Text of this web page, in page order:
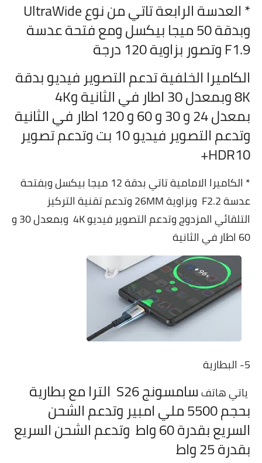
* العدسة الرابعة تاتي من نوع UltraWide
وبدقة 50 ميجا بيكسل ومع فتحة عدسة
F1.9 وتصور بزاوية 120 درجة
الكاميرا الخلفية تدعم التصوير فيديو بدقة
بمعدل 24 و 30 و 60 و 120 اطار في الثانية
وتدعم التصوير فيديو 10 بت وتدعم تصوير
HDR10+
* الكاميرا الامامية تاتي بدقة 12 ميجا بيكسل وبفتحة
عدسة F2.2 وبزاوية 26MM وتدعم تقنية التركيز
التلقائي المزدوج وتدعم التصوير فيديو 4K وبمعدل 30 و
60 اطار في الثانية
5- البطارية
ياتي هاتف
سامسونج S26 الترا مع بطارية
بحجم 5500 ملي امبير وتدعم الشحن
السريع بقدرة 60 واط وتدعم الشحن السريع
بقدرة 25 واط